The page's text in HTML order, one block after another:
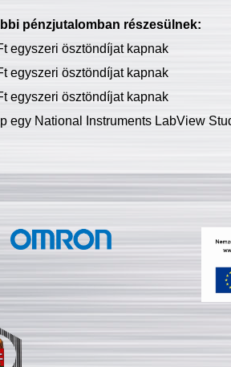
pénzjutalomban részesülnek:
egyszeri ösztöndíjat kapnak
egyszeri ösztöndíjat kapnak
egyszeri ösztöndíjat kapnak
egy National Instruments LabView